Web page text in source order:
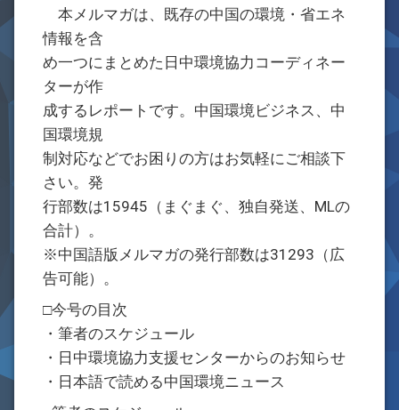
本メルマガは、既存の中国の環境・省エネ
情報を含
め一つにまとめた日中環境協力コーディネー
ターが作
成するレポートです。中国環境ビジネス、中
国環境規
制対応などでお困りの方はお気軽にご相談下
さい。発
行部数は15945（まぐまぐ、独自発送、MLの
合計）。
※中国語版メルマガの発行部数は31293（広
告可能）。
□今号の目次
・筆者のスケジュール
・日中環境協力支援センターからのお知らせ
・日本語で読める中国環境ニュース